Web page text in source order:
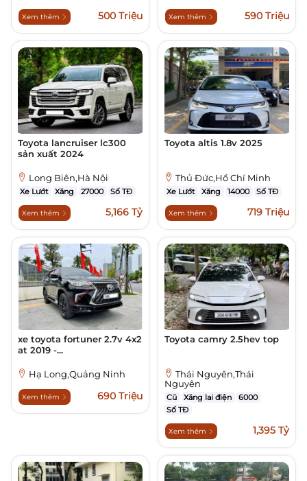
Xem thêm 500 Triệu Xem thêm 590 Triệu
Toyota lancruiser lc300
sản xuất 2024
Long Biên,Hà Nội
Xe Lướt Xăng 27000 Số TĐ
Xem thêm 5,166 Tỷ
Toyota altis 1.8v 2025
Thủ Đức,Hồ Chí Minh
Xe Lướt Xăng 14000 Số TĐ
Xem thêm 719 Triệu
xe toyota fortuner 2.7v 4x2
at 2019 -...
Hạ Long,Quảng Ninh
Xem thêm 690 Triệu
Toyota camry 2.5hev top
Thái Nguyên,Thái
Nguyên
Cũ Xăng lai điện
6000
Số TĐ
Xem thêm 1,395 Tỷ